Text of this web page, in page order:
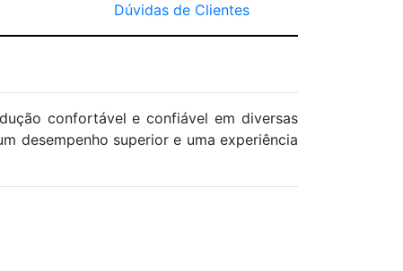
Dúvidas de Clientes
confortável e confiável em diversas
desempenho superior e uma experiência